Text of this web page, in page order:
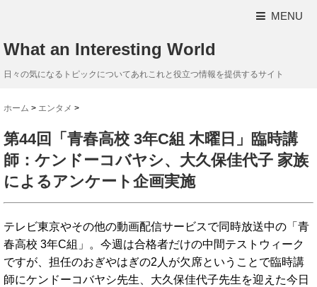
MENU
What an Interesting World
日々の気になるトピックについてあれこれと役立つ情報を提供するサイト
ホーム > エンタメ >
第44回「青春高校 3年C組 木曜日」臨時講
師：ケンドーコバヤシ、大久保佳代子 家族
によるアンケート企画実施
テレビ東京やその他の動画配信サービスで同時放送中の「青
春高校 3年C組」。今週は合格者だけの中間テストウィーク
ですが、担任のおぎやはぎの2人が欠席ということで臨時講
師にケンドーコバヤシ先生、大久保佳代子先生を迎えた今日